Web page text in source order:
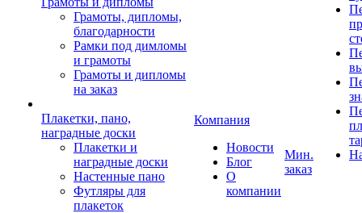
Грамоты, дипломы,
благодарности
Рамки под димломы
и грамоты
Грамоты и дипломы
на заказ
Плакетки, пано,
наградные доски
Плакетки и
наградные доски
Настенные пано
Футляры для
плакеток
Компания
Новости
Блог
О
компании
Мин.
заказ